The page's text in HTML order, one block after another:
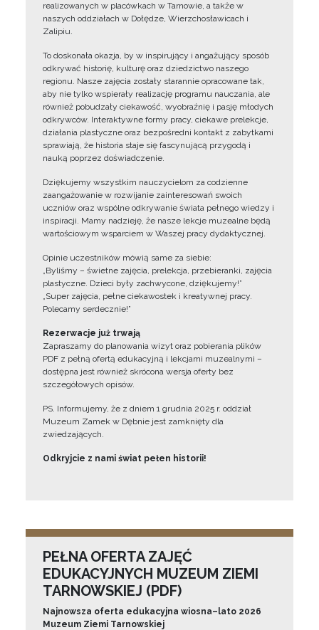
realizowanych w placówkach w Tarnowie, a także w
naszych oddziałach w Dołędze, Wierzchosławicach i
Zalipiu.
To doskonała okazja, by w inspirujący i angażujący sposób
odkrywać historię, kulturę oraz dziedzictwo naszego
regionu. Nasze zajęcia zostały starannie opracowane tak,
aby nie tylko wspierały realizację programu nauczania, ale
również pobudzały ciekawość, wyobraźnię i pasję młodych
odkrywców. Interaktywne formy pracy, ciekawe prelekcje,
działania plastyczne oraz bezpośredni kontakt z zabytkami
sprawiają, że historia staje się fascynującą przygodą i
nauką poprzez doświadczenie.
Dziękujemy wszystkim nauczycielom za codzienne
zaangażowanie w rozwijanie zainteresowań swoich
uczniów oraz wspólne odkrywanie świata pełnego wiedzy i
inspiracji. Mamy nadzieję, że nasze lekcje muzealne będą
wartościowym wsparciem w Waszej pracy dydaktycznej.
Opinie uczestników mówią same za siebie:
„Byliśmy – świetne zajęcia, prelekcja, przebieranki, zajęcia
plastyczne. Dzieci były zachwycone, dziękujemy!”
„Super zajęcia, pełne ciekawostek i kreatywnej pracy.
Polecamy serdecznie!”
Rezerwacje już trwają
Zapraszamy do planowania wizyt oraz pobierania plików
PDF z pełną ofertą edukacyjną i lekcjami muzealnymi –
dostępna jest również skrócona wersja oferty bez
szczegółowych opisów.
PS. Informujemy, że z dniem 1 grudnia 2025 r. oddział
Muzeum Zamek w Dębnie jest zamknięty dla
zwiedzających.
Odkryjcie z nami świat pełen historii!
PEŁNA OFERTA ZAJĘĆ
EDUKACYJNYCH MUZEUM ZIEMI
TARNOWSKIEJ (PDF)
Najnowsza oferta edukacyjna wiosna–lato 2026
Muzeum Ziemi Tarnowskiej